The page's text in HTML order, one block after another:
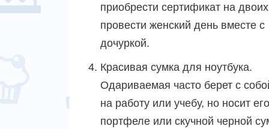
приобрести сертификат на
провести женский день вместе с
дочуркой.
Красивая сумка для ноутбука.
Одариваемая часто берет с
на работу или учебу, но носит
портфеле или скучной черной